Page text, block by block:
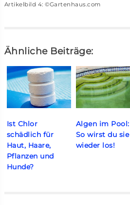
Artikelbild 4: ©Gartenhaus.com
Ähnliche Beiträge:
Ist Chlor
schädlich für
Haut, Haare,
Pflanzen und
Hunde?
Algen im Pool:
So wirst du sie
wieder los!